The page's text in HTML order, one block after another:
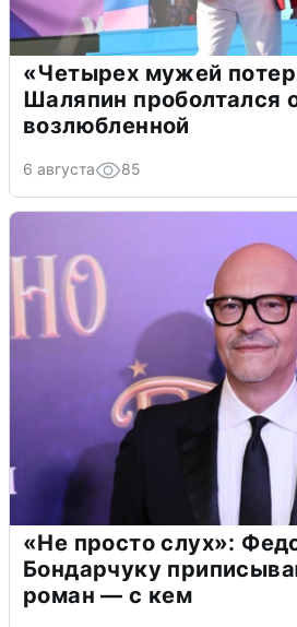
«Четырех мужей
Шаляпин проболтался
возлюбленной
6 августа 85
«Не просто слух»:
Бондарчуку
роман — с кем